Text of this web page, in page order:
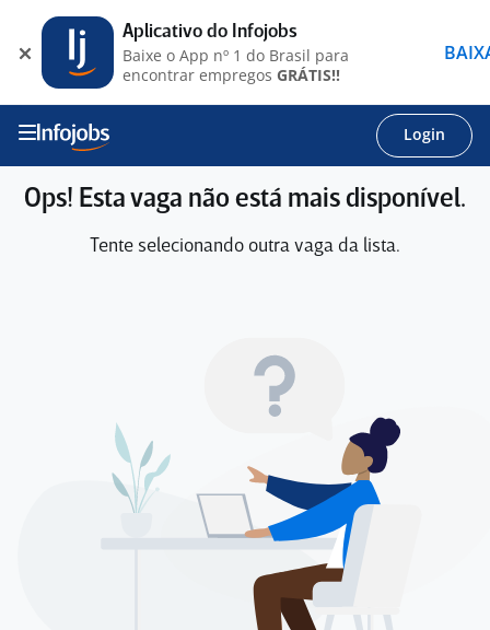
Login
Ops! Esta vaga não está mais disponível.
Tente selecionando outra vaga da lista.
Aplicativo do Infojobs
Baixe o App nº 1 do Brasil para
encontrar empregos GRÁTIS!!